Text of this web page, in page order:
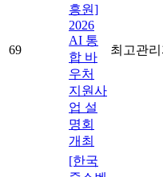
69
흥원]
2026
AI 통
합 바
우처
지원사
업 설
명회
개최
최고관
[한국